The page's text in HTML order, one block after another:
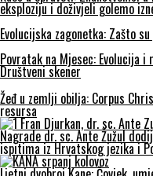
eksploziju i doživjeli golemo
Evolucijska zagonetka: Zašto
Povratak na Mjesec: Evolucija
Društveni skener
Žeđ u zemlji obilja: Corpus
resursa
Nagrade dr. sc. Ante Žužul
ispitima iz Hrvatskog jezika i